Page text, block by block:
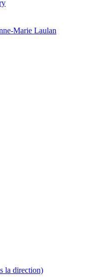
Marie Laulan
la direction)